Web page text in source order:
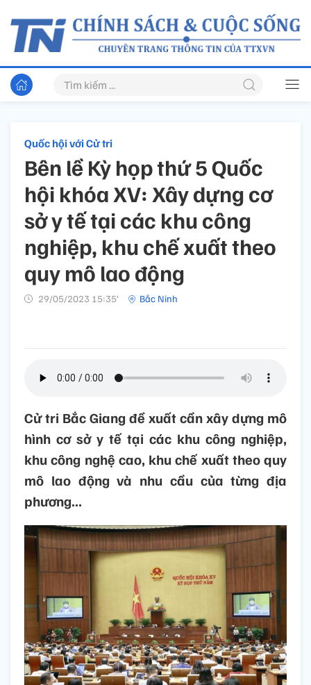
Quốc hội với Cử tri
Bên lề Kỳ họp thứ 5 Quốc
hội khóa XV: Xây dựng cơ
sở y tế tại các khu công
nghiệp, khu chế xuất theo
quy mô lao động
29/05/2023 15:35’ Bắc Ninh
Cử tri Bắc Giang đề xuất cần xây dựng mô
hình cơ sở y tế tại các khu công nghiệp,
khu công nghệ cao, khu chế xuất theo quy
mô lao động và nhu cầu của từng địa
phương...